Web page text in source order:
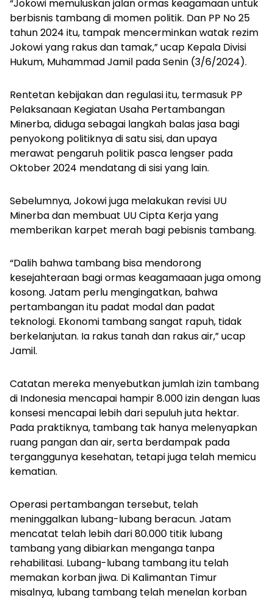
“Jokowi memuluskan jalan ormas keagamaan untuk
berbisnis tambang di momen politik. Dan PP No 25
tahun 2024 itu, tampak mencerminkan watak rezim
Jokowi yang rakus dan tamak,” ucap Kepala Divisi
Hukum, Muhammad Jamil pada Senin (3/6/2024).
Rentetan kebijakan dan regulasi itu, termasuk PP
Pelaksanaan Kegiatan Usaha Pertambangan
Minerba, diduga sebagai langkah balas jasa bagi
penyokong politiknya di satu sisi, dan upaya
merawat pengaruh politik pasca lengser pada
Oktober 2024 mendatang di sisi yang lain.
Sebelumnya, Jokowi juga melakukan revisi UU
Minerba dan membuat UU Cipta Kerja yang
memberikan karpet merah bagi pebisnis tambang.
“Dalih bahwa tambang bisa mendorong
kesejahteraan bagi ormas keagamaaan juga omong
kosong. Jatam perlu mengingatkan, bahwa
pertambangan itu padat modal dan padat
teknologi. Ekonomi tambang sangat rapuh, tidak
berkelanjutan. Ia rakus tanah dan rakus air,” ucap
Jamil.
Catatan mereka menyebutkan jumlah izin tambang
di Indonesia mencapai hampir 8.000 izin dengan luas
konsesi mencapai lebih dari sepuluh juta hektar.
Pada praktiknya, tambang tak hanya melenyapkan
ruang pangan dan air, serta berdampak pada
terganggunya kesehatan, tetapi juga telah memicu
kematian.
Operasi pertambangan tersebut, telah
meninggalkan lubang-lubang beracun. Jatam
mencatat telah lebih dari 80.000 titik lubang
tambang yang dibiarkan menganga tanpa
rehabilitasi. Lubang-lubang tambang itu telah
memakan korban jiwa. Di Kalimantan Timur
misalnya, lubang tambang telah menelan korban